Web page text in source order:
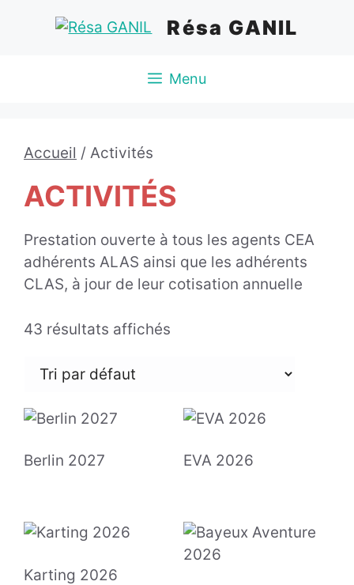
Résa GANIL
Menu
Accueil / Activités
ACTIVITÉS
Prestation ouverte à tous les agents CEA
adhérents ALAS ainsi que les adhérents
CLAS, à jour de leur cotisation annuelle
43 résultats affichés
Berlin 2027 EVA 2026
Karting 2026